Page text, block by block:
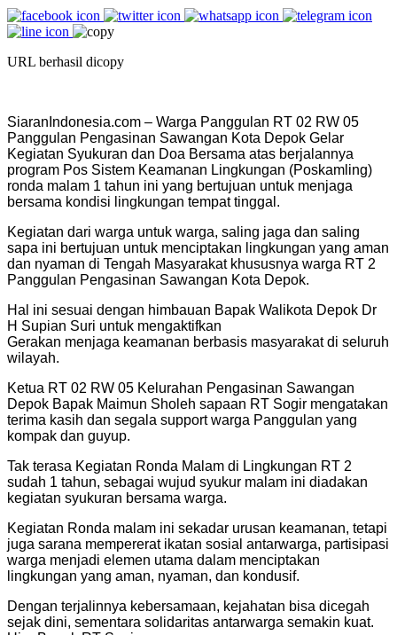
URL berhasil dicopy
SiaranIndonesia.com – Warga Panggulan RT 02 RW 05
Panggulan Pengasinan Sawangan Kota Depok Gelar
Kegiatan Syukuran dan Doa Bersama atas berjalannya
program Pos Sistem Keamanan Lingkungan (Poskamling)
ronda malam 1 tahun ini yang bertujuan untuk menjaga
bersama kondisi lingkungan tempat tinggal.
Kegiatan dari warga untuk warga, saling jaga dan saling
sapa ini bertujuan untuk menciptakan lingkungan yang aman
dan nyaman di Tengah Masyarakat khususnya warga RT 2
Panggulan Pengasinan Sawangan Kota Depok.
Hal ini sesuai dengan himbauan Bapak Walikota Depok Dr
H Supian Suri untuk mengaktifkan
Gerakan menjaga keamanan berbasis masyarakat di seluruh
wilayah.
Ketua RT 02 RW 05 Kelurahan Pengasinan Sawangan
Depok Bapak Maimun Sholeh sapaan RT Sogir mengatakan
terima kasih dan segala support warga Panggulan yang
kompak dan guyup.
Tak terasa Kegiatan Ronda Malam di Lingkungan RT 2
sudah 1 tahun, sebagai wujud syukur malam ini diadakan
kegiatan syukuran bersama warga.
Kegiatan Ronda malam ini sekadar urusan keamanan, tetapi
juga sarana mempererat ikatan sosial antarwarga, partisipasi
warga menjadi elemen utama dalam menciptakan
lingkungan yang aman, nyaman, dan kondusif.
Dengan terjalinnya kebersamaan, kejahatan bisa dicegah
sejak dini, sementara solidaritas antarwarga semakin kuat.